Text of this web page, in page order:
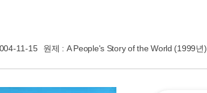
11-15 원제 : A People's Story of the World (1999년)